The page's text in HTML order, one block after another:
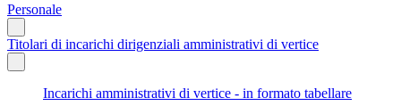
Personale
Titolari di incarichi dirigenziali amministrativi di vertice
Incarichi amministrativi di vertice - in formato tabellare